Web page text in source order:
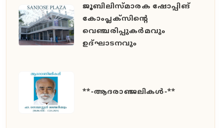
ജൂബിലിസ്മാരക ഷോപ്പിങ്
കോംപ്ലക്സിന്റെ
വെഞ്ചരിപ്പുകർമവും
ഉദ്ഘാടനവും
**-ആദരാഞ്ജലികൾ-**